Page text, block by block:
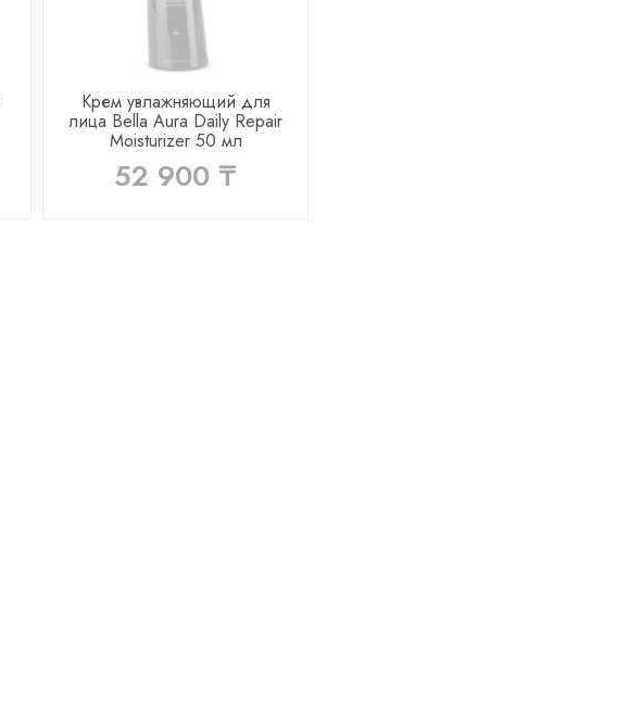
Крем увлажняющий для
лица Bella Aura Daily Repair
Moisturizer 50 мл
52 900 ₸